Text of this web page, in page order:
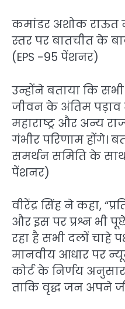
कमांडर अशोक राऊत ने
स्तर पर बातचीत के
(EPS -95 पेंशनर)
उन्होंने बताया कि
जीवन के अंतिम पड़ाव
महाराष्ट्र और अन्य
गंभीर परिणाम होंगे।
समर्थन समिति के
पेंशनर)
वीरेंद्र सिंह ने कहा,
और इस पर प्रश्न भी
रहा है सभी दलों चाहे
मानवीय आधार पर
कोर्ट के निर्णय
ताकि वृद्ध जन अपने